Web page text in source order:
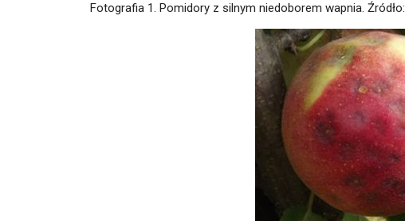
Fotografia 1. Pomidory z silnym niedoborem wapnia. Źródło: